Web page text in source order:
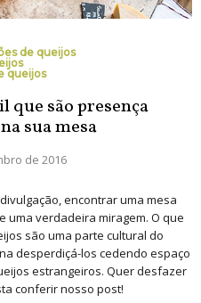
de queijos
queijos
que são presença
sua mesa
de 2016
encontrar uma mesa
uma verdadeira miragem. O que
são uma parte cultural do
desperdiçá-los cedendo espaço
estrangeiros. Quer desfazer
conferir nosso post!